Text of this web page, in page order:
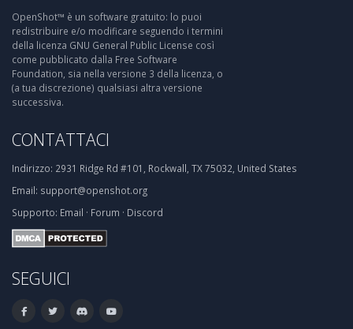
OpenShot™ è un software gratuito: lo puoi
redistribuire e/o modificare seguendo i termini
della licenza GNU General Public License così
come pubblicato dalla Free Software
Foundation, sia nella versione 3 della licenza, o
(a tua discrezione) qualsiasi altra versione
successiva.
CONTATTACI
Indirizzo: 2931 Ridge Rd #101, Rockwall, TX 75032, United States
Email: support@openshot.org
Supporto: Email · Forum · Discord
SEGUICI